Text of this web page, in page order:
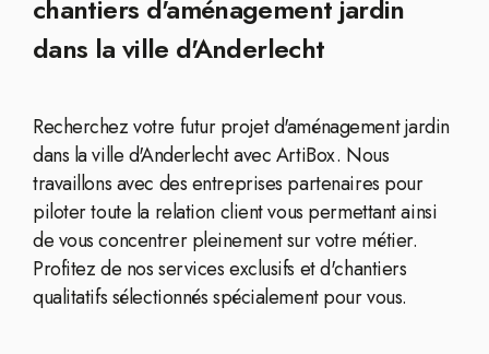
chantiers d'aménagement jardin
dans la ville d'Anderlecht
Recherchez votre futur projet d'aménagement jardin
dans la ville d'Anderlecht avec ArtiBox. Nous
travaillons avec des entreprises partenaires pour
piloter toute la relation client vous permettant ainsi
de vous concentrer pleinement sur votre métier.
Profitez de nos services exclusifs et d'chantiers
qualitatifs sélectionnés spécialement pour vous.